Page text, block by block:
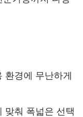
환경에 무난하게
맞춰 폭넓은 선택